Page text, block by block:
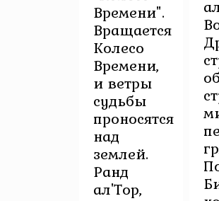
Времени".
Вращается
Колесо
Времени,
и ветры
судьбы
проносятся
над
землей.
Ранд
ал'Тор,